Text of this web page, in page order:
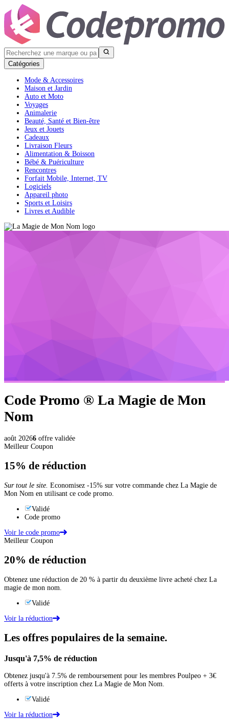
Catégories
Mode & Accessoires
Maison et Jardin
Auto et Moto
Voyages
Animalerie
Beauté, Santé et Bien-être
Jeux et Jouets
Cadeaux
Livraison Fleurs
Alimentation & Boisson
Bébé & Puériculture
Rencontres
Forfait Mobile, Internet, TV
Logiciels
Appareil photo
Sports et Loisirs
Livres et Audible
Code Promo ® La Magie de Mon
Nom
août 20266 offre validée
Meilleur Coupon
15% de réduction
Sur tout le site. Economisez -15% sur votre commande chez La Magie de
Mon Nom en utilisant ce code promo.
Validé
Code promo
Voir le code promo
Meilleur Coupon
20% de réduction
Obtenez une réduction de 20 % à partir du deuxième livre acheté chez La
magie de mon nom.
Validé
Voir la réduction
Les offres populaires de la semaine.
Jusqu'à 7,5% de réduction
Obtenez jusqu'à 7.5% de remboursement pour les membres Poulpeo + 3€
offerts à votre inscription chez La Magie de Mon Nom.
Validé
Voir la réduction